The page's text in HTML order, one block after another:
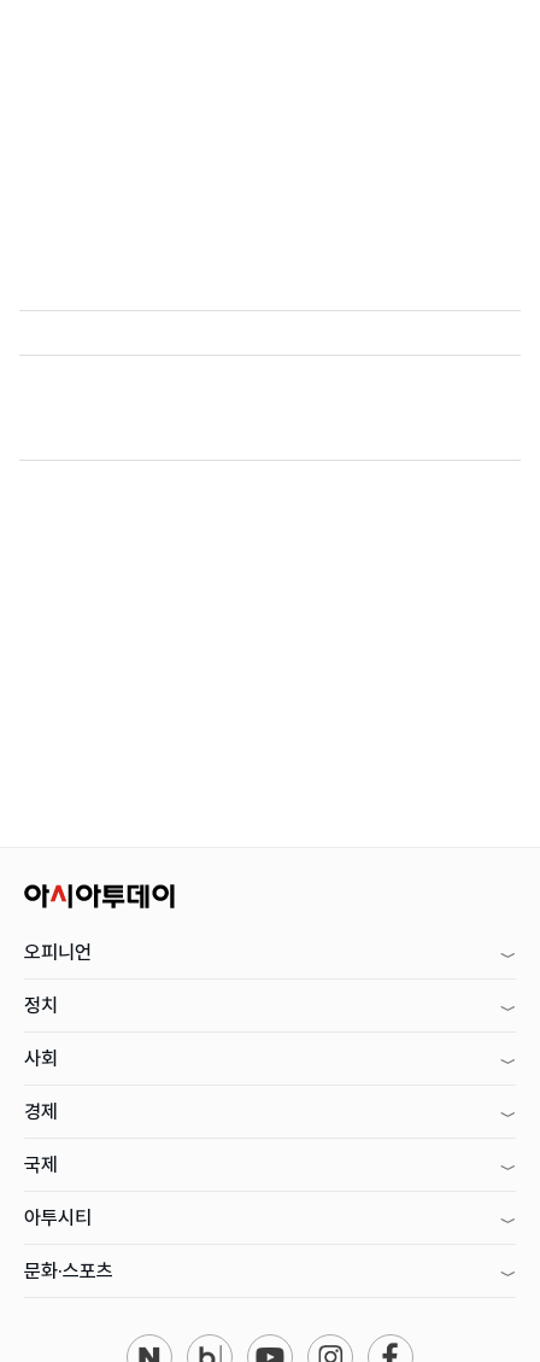
오피니언
정치
사회
경제
국제
아투시티
문화·스포츠